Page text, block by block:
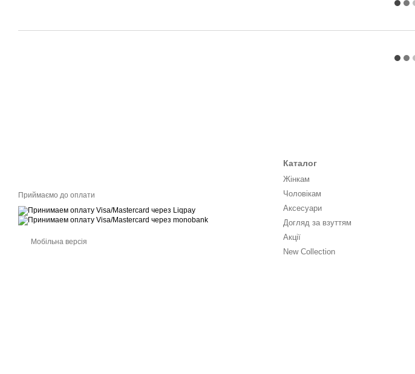
Приймаємо до оплати
Мобільна версія
Каталог
Жінкам
Чоловікам
Аксесуари
Догляд за взуттям
Акції
New Collection